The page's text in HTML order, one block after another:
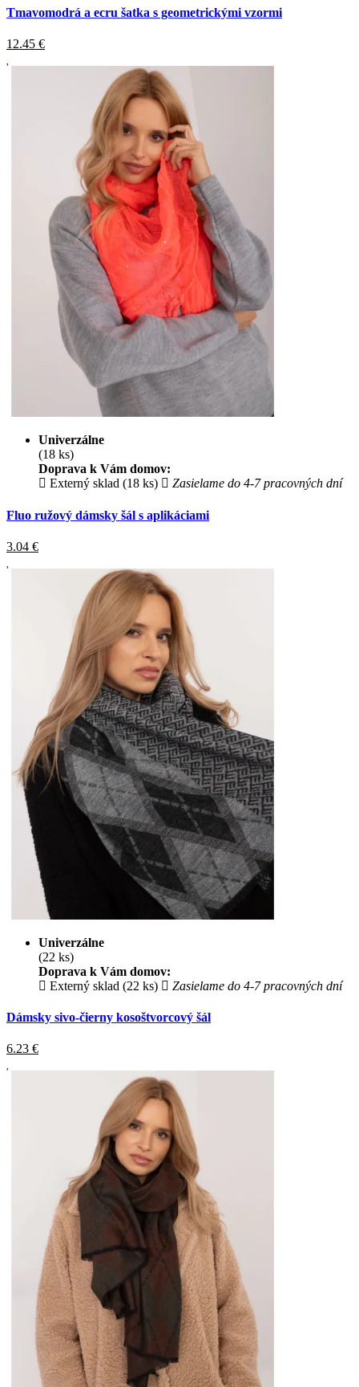
Tmavomodrá a ecru šatka s geometrickými vzormi
12.45 €
Univerzálne
(18 ks)
Doprava k Vám domov:
Externý sklad (18 ks)
Zasielame do 4-7 pracovných dní
Fluo ružový dámsky šál s aplikáciami
3.04 €
Univerzálne
(22 ks)
Doprava k Vám domov:
Externý sklad (22 ks)
Zasielame do 4-7 pracovných dní
Dámsky sivo-čierny kosoštvorcový šál
6.23 €